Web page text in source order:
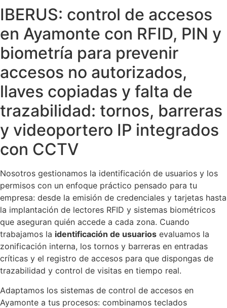
IBERUS: control de accesos
en Ayamonte con RFID, PIN y
biometría para prevenir
accesos no autorizados,
llaves copiadas y falta de
trazabilidad: tornos, barreras
y videoportero IP integrados
con CCTV
Nosotros gestionamos la identificación de usuarios y los
permisos con un enfoque práctico pensado para tu
empresa: desde la emisión de credenciales y tarjetas hasta
la implantación de lectores RFID y sistemas biométricos
que aseguran quién accede a cada zona. Cuando
trabajamos la identificación de usuarios evaluamos la
zonificación interna, los tornos y barreras en entradas
críticas y el registro de accesos para que dispongas de
trazabilidad y control de visitas en tiempo real.
Adaptamos los sistemas de control de accesos en
Ayamonte a tus procesos: combinamos teclados